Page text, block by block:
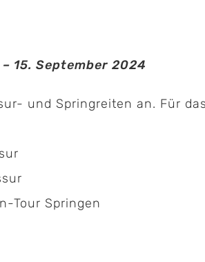
15. September 2024
und Springreiten an. Für
Tour Springen
Saar e.V.
Sportschule 7